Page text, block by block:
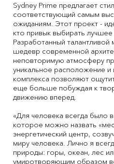
Sydney Prime предлагает
соответствующий самым
ожиданиям. Этот проект -
кто привык выбирать
Разработанный
шедевр современной
неповторимую атмосферу
уникальное расположение и
комплекса позволяют
еще больше побуждая к
движению вперед.
«Для человека всегда было
которое можно назвать
энергетический центр,
миру человека. Лично я
природы: горы, океан, лес
умиротворяющим образом